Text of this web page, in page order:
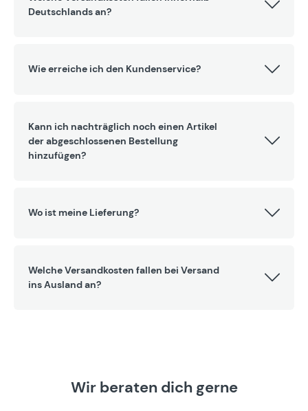
Deutschlands an?
Wie erreiche ich den Kundenservice?
Kann ich nachträglich noch einen Artikel
der abgeschlossenen Bestellung
hinzufügen?
Wo ist meine Lieferung?
Welche Versandkosten fallen bei Versand
ins Ausland an?
Wir beraten dich gerne